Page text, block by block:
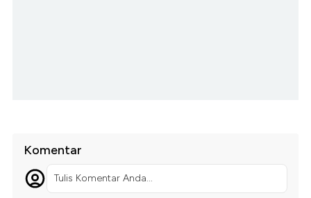
Komentar
Tulis Komentar Anda...